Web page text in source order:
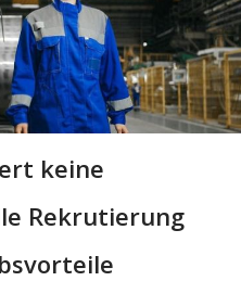
keine
Rekrutierung